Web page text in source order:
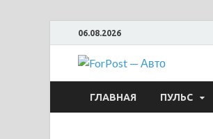
06.08.2026
ГЛАВНАЯ ПУЛЬС